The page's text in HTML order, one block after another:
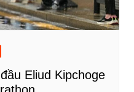
Eliud Kipchoge